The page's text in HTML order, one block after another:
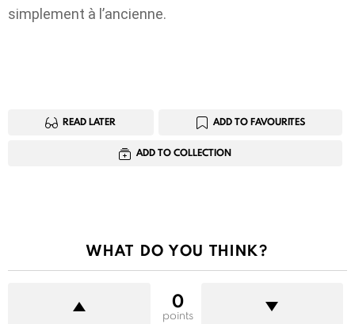
simplement à l’ancienne.
READ LATER ADD TO FAVOURITES
ADD TO COLLECTION
WHAT DO YOU THINK?
0
points